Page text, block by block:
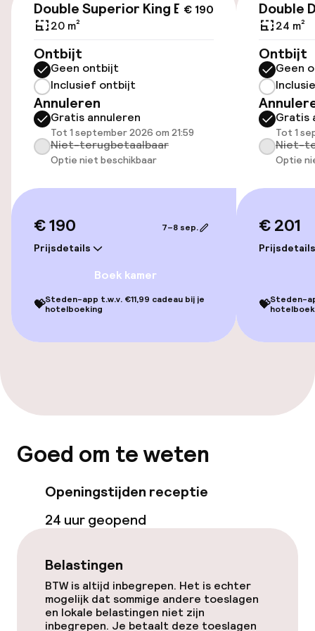
Entertainment
Gratis wifi
Eet- en drinkgelegenheden
Bar
Ontbijt à la carte
Overal rookvrij
€ 190
Double Superior King Bed
20 m²
Ontbijt
Geen ontbijt
Inclusief ontbijt
Annuleren
Gratis annuleren
Tot 1 september 2026 om 21:59
Niet-terugbetaalbaar
Optie niet beschikbaar
€ 190
Prijsdetails
7–8 sep.
Boek kamer
💝Steden-app t.w.v. €11,99 cadeau bij je
hotelboeking
Double
24 m²
Ontbijt
Geen
Gratis
Tot 1
Niet-
Optie
€ 201
Prijsdetails
💝Steden-
Goed om te weten
Openingstijden receptie
24 uur geopend
Belastingen
BTW is altijd inbegrepen. Het is echter
mogelijk dat sommige andere toeslagen
en lokale belastingen niet zijn
inbegrepen. Je betaalt deze toeslagen